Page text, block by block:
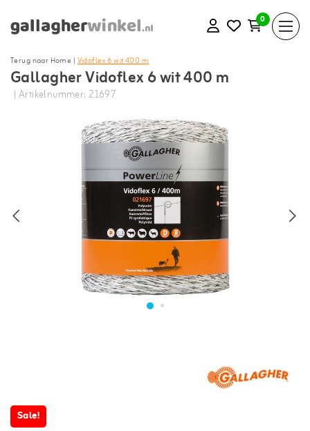
0
Terug naar Home |Vidoflex 6 wit 400 m
Gallagher Vidoflex 6 wit 400 m
| Artikelnummer: 21697
Sale!